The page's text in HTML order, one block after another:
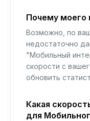
Почему моего
Возможно, по
недостаточно
"Мобильный
скорости с
обновить
Какая
для